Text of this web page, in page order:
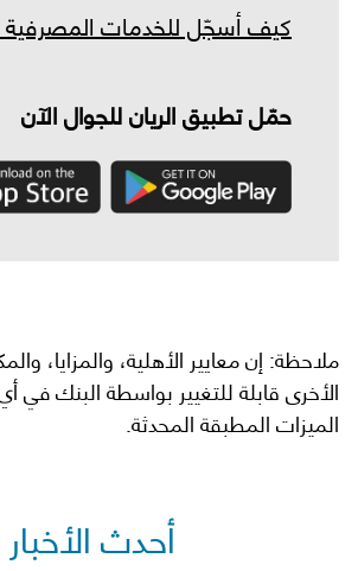
كيف أسجّل للخدمات المصرفية
حمّل تطبيق الريان للجوال الآن
ملاحظة: إن معايير الأهلية، والمزايا،
الأخرى قابلة للتغيير بواسطة البنك
الميزات المطبقة المحدثة.
أحدث الأخبار